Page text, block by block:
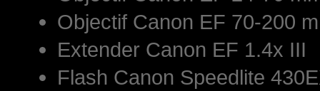
Objectif Canon EF 70-200
Extender Canon EF 1.4x III
Flash Canon Speedlite